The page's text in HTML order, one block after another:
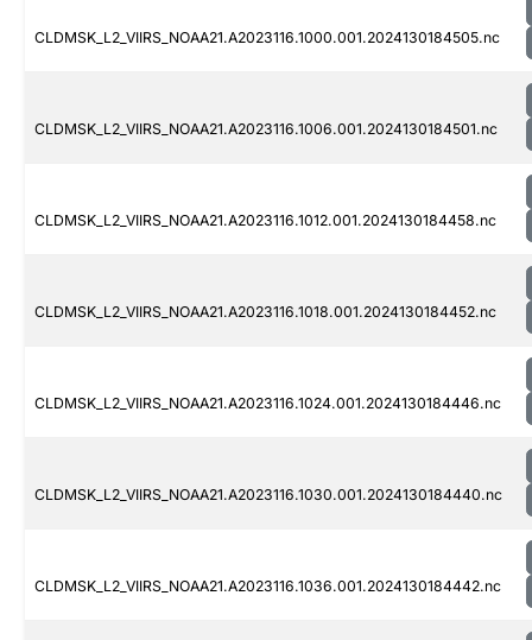
CLDMSK_L2_VIIRS_NOAA21.A2023116.1000.001.2024130184505.nc
CLDMSK_L2_VIIRS_NOAA21.A2023116.1006.001.2024130184501.nc
CLDMSK_L2_VIIRS_NOAA21.A2023116.1012.001.2024130184458.nc
CLDMSK_L2_VIIRS_NOAA21.A2023116.1018.001.2024130184452.nc
CLDMSK_L2_VIIRS_NOAA21.A2023116.1024.001.2024130184446.nc
CLDMSK_L2_VIIRS_NOAA21.A2023116.1030.001.2024130184440.nc
CLDMSK_L2_VIIRS_NOAA21.A2023116.1036.001.2024130184442.nc